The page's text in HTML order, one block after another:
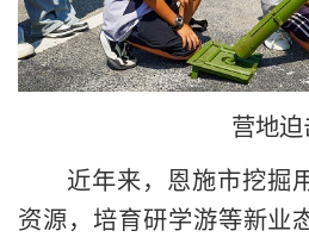
营地
近年来，恩施市挖掘
资源，培育研学游等新业